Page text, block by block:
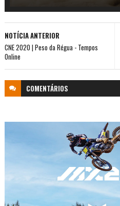
NOTÍCIA ANTERIOR
CNE 2020 | Peso da Régua - Tempos
Online
COMENTÁRIOS